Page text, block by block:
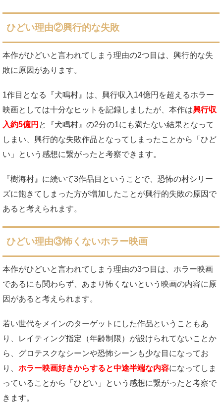
ひどい理由②興行的な失敗
本作がひどいと言われてしまう理由の2つ目は、興行的な失
敗に原因があります。
1作目となる『犬鳴村』は、興行収入14億円を超えるホラー
映画としては十分なヒットを記録しましたが、本作は興行収
入約5億円 と『犬鳴村』の2分の1にも満たない結果となって
しまい、興行的な失敗作品となってしまったことから「ひど
い」という感想に繋がったと考察できます。
『樹海村』に続いて3作品目ということで、恐怖の村シリー
ズに飽きてしまった方が増加したことが興行的失敗の原因で
あると考えられます。
ひどい理由③怖くないホラー映画
本作がひどいと言われてしまう理由の3つ目は、ホラー映画
であるにも関わらず、あまり怖くないという映画の内容に原
因があると考えられます。
若い世代をメインのターゲットにした作品ということもあ
り、レイティング指定（年齢制限）が設けられてないことか
ら、グロテスクなシーンや恐怖シーンも少な目になってお
り、 ホラー映画好きからすると中途半端な内容になってしま
っていることから「ひどい」という感想に繋がったと考察で
きます。